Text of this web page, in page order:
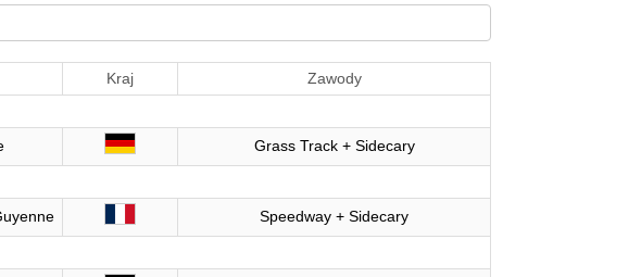
Kraj Zawody
Grass Track + Sidecary
Speedway + Sidecary